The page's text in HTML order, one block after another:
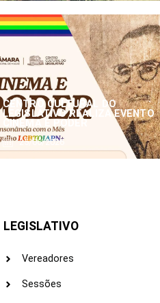
CENTRO CULTURAL DO
LEGISLATIVO REALIZA EVENTO
CINEMA E PODER
25/06/2026
LEGISLATIVO
Vereadores
Sessões